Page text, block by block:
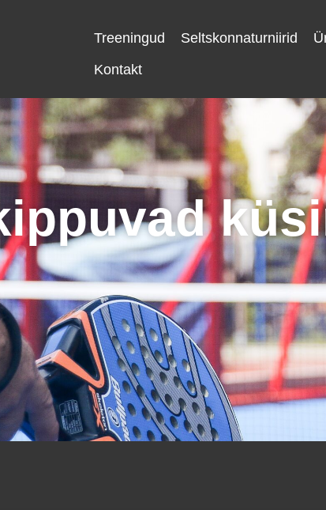
Treeningud Seltskonnaturniirid
Kontakt